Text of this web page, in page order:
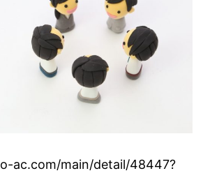
ac.com/main/detail/48447?